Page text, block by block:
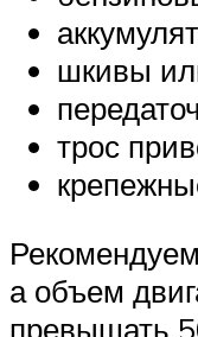
шкивы
трос
а объем
превышать